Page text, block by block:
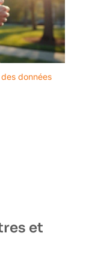
données
et